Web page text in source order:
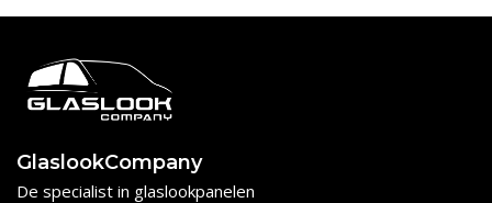
GlaslookCompany
De specialist in glaslookpanelen